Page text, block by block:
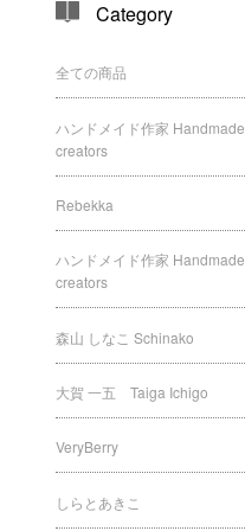
Category
全ての商品
ハンドメイド作家 Handmade
creators
Rebekka
ハンドメイド作家 Handmade
creators
森山 しなこ Schinako
大賀 一五 Taiga Ichigo
VeryBerry
しらとあきこ